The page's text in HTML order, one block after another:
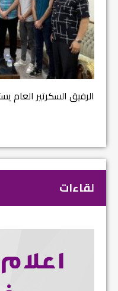
مشروع إنقاذ مدينة
لقاءات